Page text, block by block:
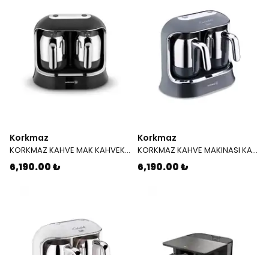
Korkmaz
KORKMAZ KAHVE MAK KAHVEKOLIK TWIN A 861 01 SIYAH KROM
6,190.00 ₺
Korkmaz
KORKMAZ KAHVE MAKINASI KAHVEKOLIK TWİN COSMICA KROM 861 09
6,190.00 ₺